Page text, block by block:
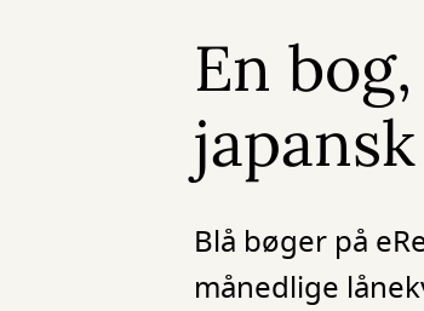
En
Blå bøger på
månedlige